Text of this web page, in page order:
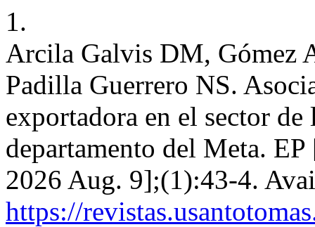
1.
Arcila Galvis DM, Gómez
Padilla Guerrero NS.
exportadora en el sector
departamento del Meta.
2026 Aug. 9];(1):43-4.
https://